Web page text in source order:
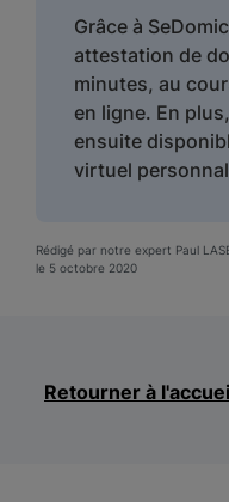
Grâce à
attestation de
minutes, au
en ligne. En
ensuite
virtuel
Rédigé par notre expert Paul
le 5 octobre 2020
Retourner à